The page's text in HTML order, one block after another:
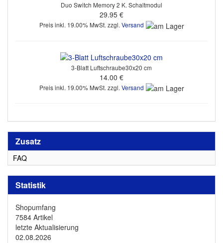
Duo Switch Memory 2 K. Schaltmodul
29.95 €
Preis inkl. 19.00% MwSt. zzgl. Versand
3-Blatt Luftschraube30x20 cm
14.00 €
Preis inkl. 19.00% MwSt. zzgl. Versand
Zusatz
FAQ
Statistik
Shopumfang
7584 Artikel
letzte Aktualisierung
02.08.2026